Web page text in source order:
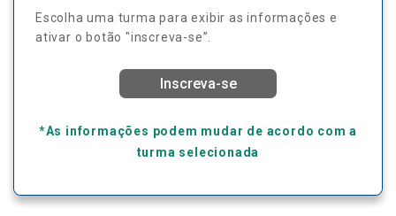
Escolha uma turma para exibir as informações e
ativar o botão "inscreva-se”.
Inscreva-se
*As informações podem mudar de acordo com a
turma selecionada